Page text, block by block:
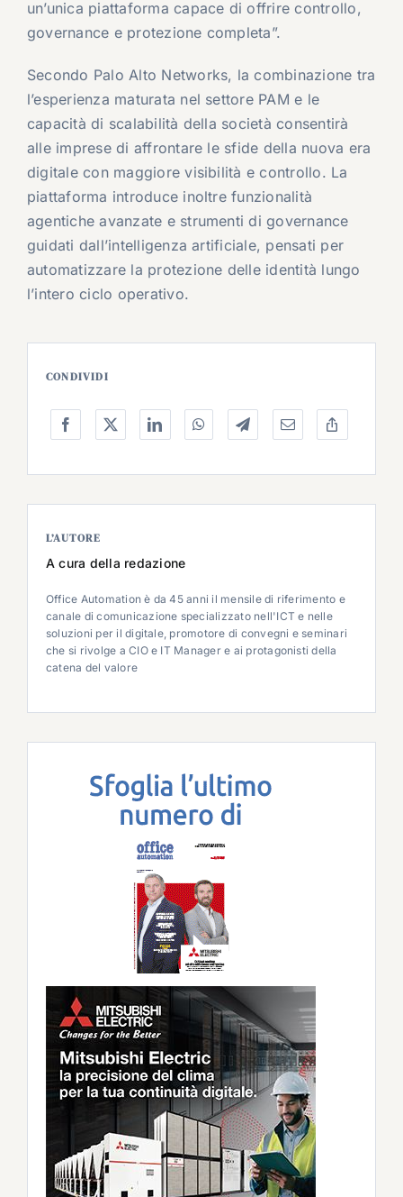
un’unica piattaforma capace di offrire controllo,
governance e protezione completa”.
Secondo Palo Alto Networks, la combinazione tra
l’esperienza maturata nel settore PAM e le
capacità di scalabilità della società consentirà
alle imprese di affrontare le sfide della nuova era
digitale con maggiore visibilità e controllo. La
piattaforma introduce inoltre funzionalità
agentiche avanzate e strumenti di governance
guidati dall’intelligenza artificiale, pensati per
automatizzare la protezione delle identità lungo
l’intero ciclo operativo.
CONDIVIDI
L’AUTORE
A cura della redazione
Office Automation è da 45 anni il mensile di riferimento e
canale di comunicazione specializzato nell'ICT e nelle
soluzioni per il digitale, promotore di convegni e seminari
che si rivolge a CIO e IT Manager e ai protagonisti della
catena del valore